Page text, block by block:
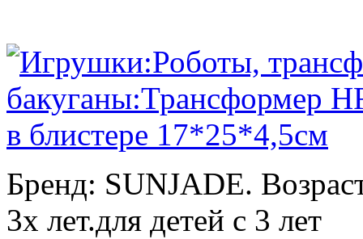
Бренд: SUNJADE.
3х лет.для детей с 3 лет